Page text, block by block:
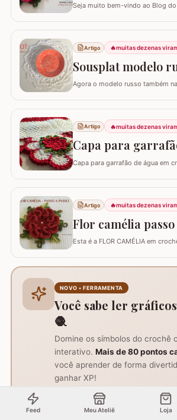
Seja muito bem-vindo ao Blog
níveis que desejam aprender uma
Essa técnica é perfeita para
Artigo 🔥muitas dezenas
Sousplat modelo
Agora o modelo russo também
AQUI. Eles são encantadores por
apesar de trabalhar com uma
Artigo 🔥muitas dezenas
Capa para
Capa para garrafão de água em
verde mesclado - 9392 Agulha
Artigo 🔥muitas dezenas
Flor camélia passo
Esta é a FLOR CAMÉLIA em
iniciar suas peças. Espero que
bons trabalhos! Criação: Marcelo
NOVO • FERRAMENTA
Você sabe ler
🧶
Domine os símbolos do crochê
interativo. Mais de 80 pontos
você aprender de forma
ganhar XP!
Jogar agora Grátis • 2 min
Feed Meu Ateliê Loja